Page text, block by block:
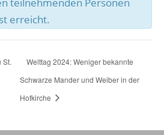
erreicht.
St.
Welttag 2024: Weniger bekannte
Schwarze Mander und Weiber in der
Hofkirche